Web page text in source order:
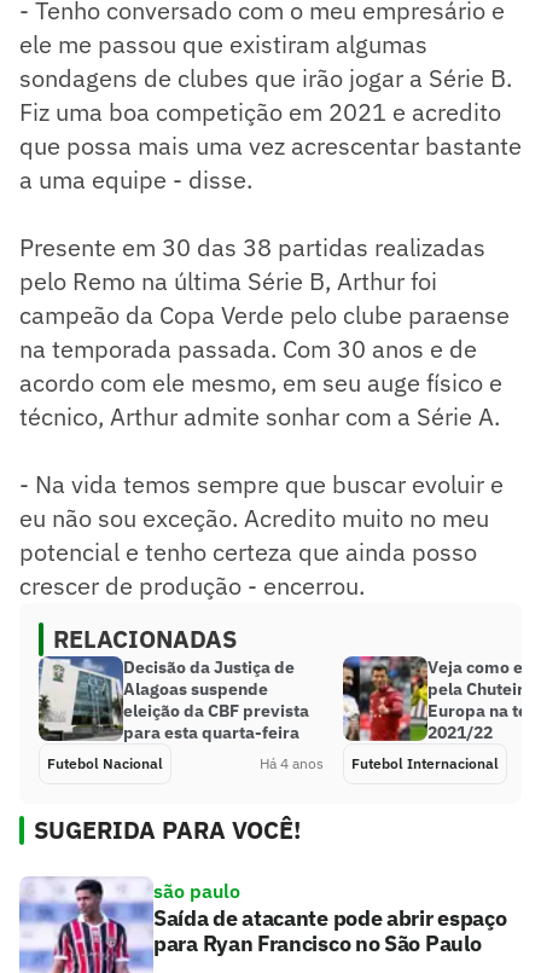
- Tenho conversado com o meu empresário e
ele me passou que existiram algumas
sondagens de clubes que irão jogar a Série B.
Fiz uma boa competição em 2021 e acredito
que possa mais uma vez acrescentar bastante
a uma equipe - disse.
Presente em 30 das 38 partidas realizadas
pelo Remo na última Série B, Arthur foi
campeão da Copa Verde pelo clube paraense
na temporada passada. Com 30 anos e de
acordo com ele mesmo, em seu auge físico e
técnico, Arthur admite sonhar com a Série A.
- Na vida temos sempre que buscar evoluir e
eu não sou exceção. Acredito muito no meu
potencial e tenho certeza que ainda posso
crescer de produção - encerrou.
RELACIONADAS
Decisão da Justiça de
Alagoas suspende
eleição da CBF prevista
para esta quarta-feira
Futebol Nacional Há 4 anos
Veja como
pela Chuteira
Europa na
2021/22
Futebol Internacional
SUGERIDA PARA VOCÊ!
são paulo
Saída de atacante pode abrir espaço
para Ryan Francisco no São Paulo